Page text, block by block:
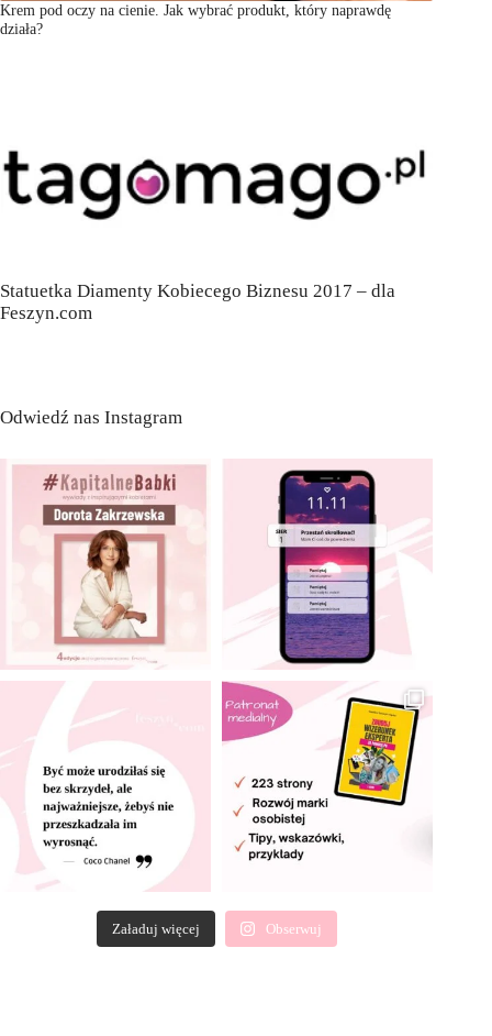
Krem pod oczy na cienie. Jak wybrać produkt, który naprawdę
działa?
Statuetka Diamenty Kobiecego Biznesu 2017 – dla
Feszyn.com
Odwiedź nas Instagram
Załaduj więcej Obserwuj